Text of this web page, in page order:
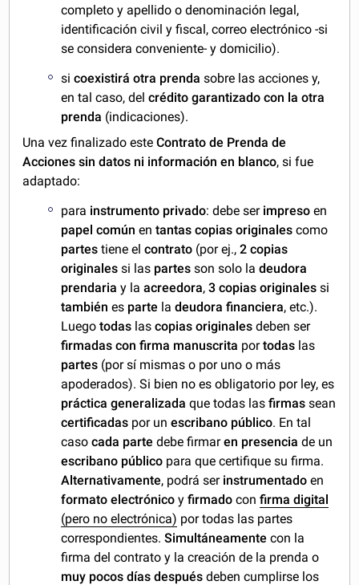
completo y apellido o denominación legal,
identificación civil y fiscal, correo electrónico -si
se considera conveniente- y domicilio).
sicoexistirá otra prendasobre las acciones y,
en tal caso, delcrédito garantizado con la otra
prenda (indicaciones).
Una vez finalizado esteContrato de Prenda de
Acciones sin datos ni información en blanco, si fue
adaptado:
para instrumento privado: debe ser impreso en
papel común entantas copias originales como
partes tiene elcontrato (por ej.,2 copias
originales si las partes son solo ladeudora
prendaria y laacreedora,3 copias originales si
también es parte ladeudora financiera, etc.).
Luegotodas lascopias originales deben ser
firmadas con firma manuscrita portodas las
partes (por sí mismas o por uno o más
apoderados). Si bien no es obligatorio por ley, es
práctica generalizada que todas lasfirmas sean
certificadas por unescribano público. En tal
casocada parte debe firmaren presencia de un
escribano público para que certifique su firma.
Alternativamente, podrá ser instrumentado en
formato electrónico yfirmado confirma digital
(pero no electrónica) por todas las partes
correspondientes.Simultáneamente con la
firma del contrato y la creación de la prenda o
muy pocos días después deben cumplirse los